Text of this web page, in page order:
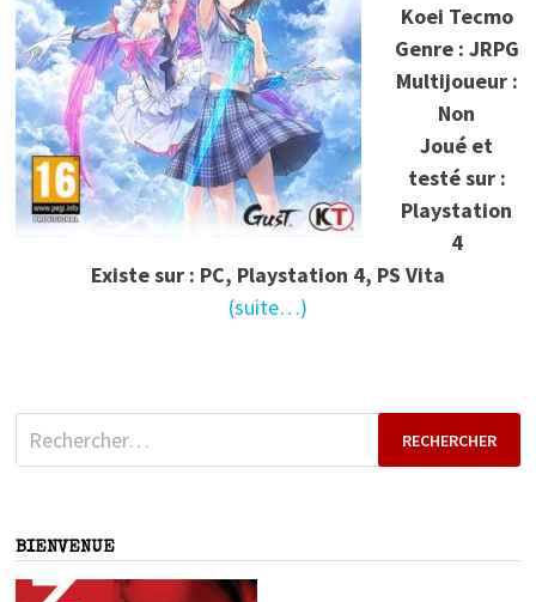
Koei Tecmo
Genre : JRPG
Multijoueur :
Non
Joué et
testé sur :
Playstation
4
Existe sur : PC, Playstation 4, PS Vita
(suite…)
Rechercher :
BIENVENUE